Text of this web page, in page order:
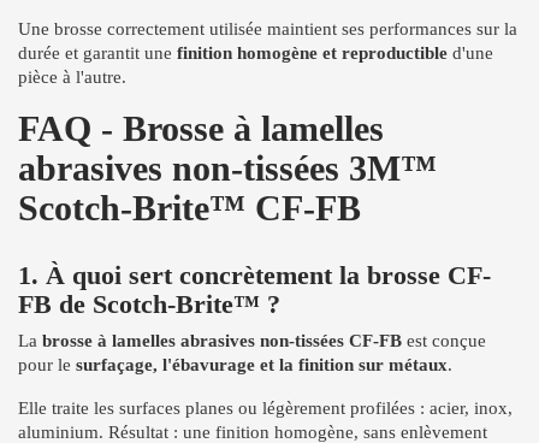
Une brosse correctement utilisée maintient ses performances sur la
durée et garantit une finition homogène et reproductible d'une
pièce à l'autre.
FAQ - Brosse à lamelles
abrasives non-tissées 3M™
Scotch-Brite™ CF-FB
1. À quoi sert concrètement la brosse CF-
FB de Scotch-Brite™ ?
La brosse à lamelles abrasives non-tissées CF-FB est conçue
pour le surfaçage, l'ébavurage et la finition sur métaux.
Elle traite les surfaces planes ou légèrement profilées : acier, inox,
aluminium. Résultat : une finition homogène, sans enlèvement